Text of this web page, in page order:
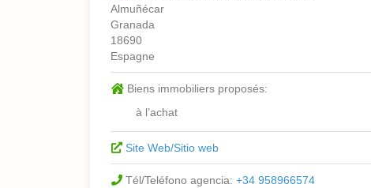
Almuñécar
Granada
18690
Espagne
Biens immobiliers proposés:
à l’achat
Site Web/Sitio web
Tél/Teléfono agencia: +34 958966574